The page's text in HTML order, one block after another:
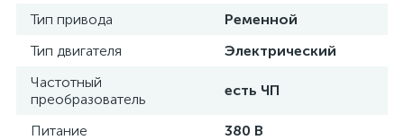
Тип привода
Ременной
Тип двигателя
Электрический
Частотный
преобразователь
есть ЧП
Питание
380 В